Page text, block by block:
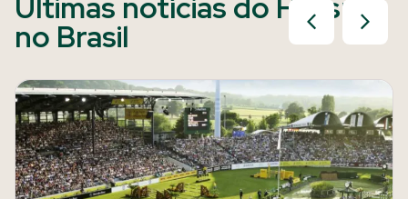
no Brasil